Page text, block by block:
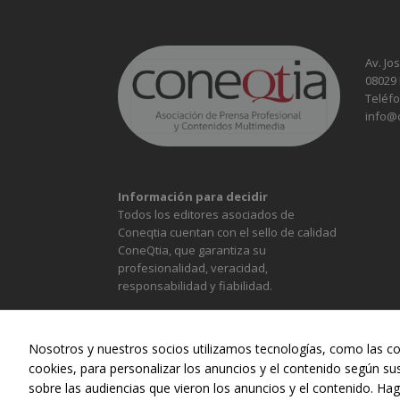
Información para decidir
Todos los editores asociados de
Coneqtia cuentan con el sello de calidad
ConeQtia, que garantiza su
profesionalidad, veracidad,
responsabilidad y fiabilidad.
Av.
ALIMENTACIÓN
Nosotros y nuestros socios utilizamos tecnologías, como las
cookies, para personalizar los anuncios y el contenido según
sobre las audiencias que vieron los anuncios y el contenido.